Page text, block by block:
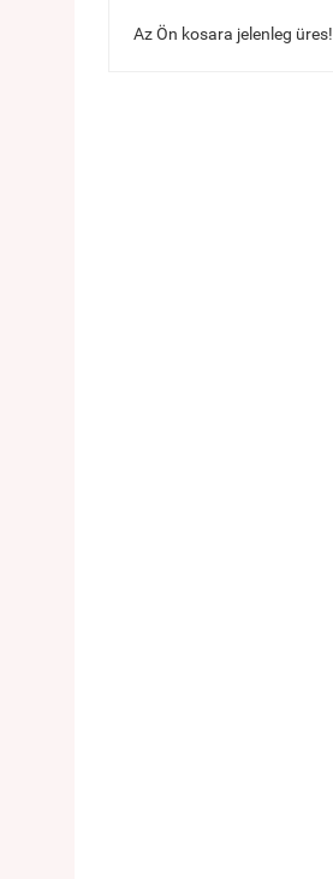
Az Ön kosara jelenleg üres!